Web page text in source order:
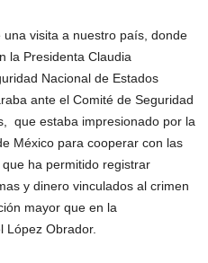
visita a nuestro país, donde
la Presidenta Claudia
Nacional de Estados
ante el Comité de Seguridad
que estaba impresionado por la
México para cooperar con las
ha permitido registrar
y dinero vinculados al crimen
mayor que en la
López Obrador.